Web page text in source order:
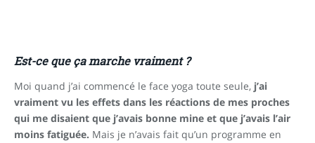
Est-ce que ça marche vraiment ?
Moi quand j’ai commencé le face yoga toute seule, j’ai
vraiment vu les effets dans les réactions de mes proches
qui me disaient que j’avais bonne mine et que j’avais l’air
moins fatiguée. Mais je n’avais fait qu’un programme en